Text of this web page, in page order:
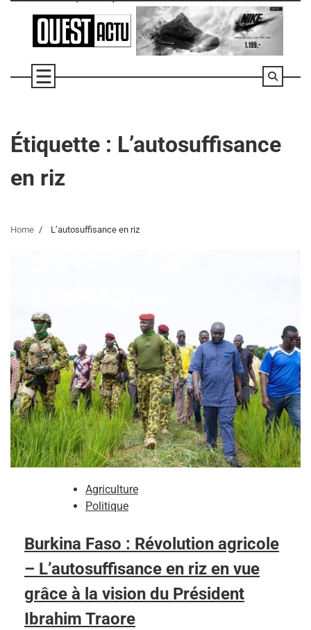
Étiquette : L’autosuffisance
en riz
Home L’autosuffisance en riz
Agriculture
Politique
Burkina Faso : Révolution agricole
– L’autosuffisance en riz en vue
grâce à la vision du Président
Ibrahim Traore